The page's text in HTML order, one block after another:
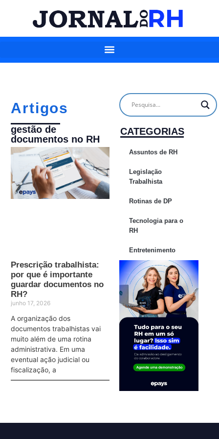
Artigos
gestão de
documentos no RH
Prescrição trabalhista:
por que é importante
guardar documentos no
RH?
junho 17, 2026
A organização dos
documentos trabalhistas vai
muito além de uma rotina
administrativa. Em uma
eventual ação judicial ou
fiscalização, a
CATEGORIAS
Assuntos de RH
Legislação
Trabalhista
Rotinas de DP
Tecnologia para o
RH
Entretenimento